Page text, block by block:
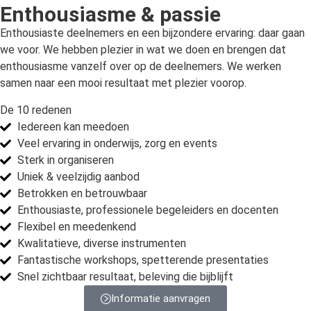
Enthousiasme & passie
Enthousiaste deelnemers en een bijzondere ervaring: daar gaan
we voor. We hebben plezier in wat we doen en brengen dat
enthousiasme vanzelf over op de deelnemers. We werken
samen naar een mooi resultaat met plezier voorop.
De 10 redenen
Iedereen kan meedoen
Veel ervaring in onderwijs, zorg en events
Sterk in organiseren
Uniek & veelzijdig aanbod
Betrokken en betrouwbaar
Enthousiaste, professionele begeleiders en docenten
Flexibel en meedenkend
Kwalitatieve, diverse instrumenten
Fantastische workshops, spetterende presentaties
Snel zichtbaar resultaat, beleving die bijblijft
Informatie aanvragen